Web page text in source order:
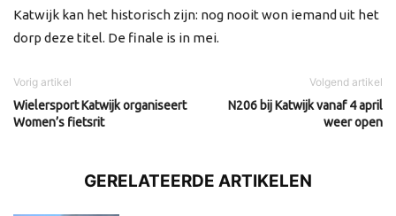
Katwijk kan het historisch zijn: nog nooit won iemand uit het
dorp deze titel. De finale is in mei.
Vorig artikel
Wielersport Katwijk organiseert
Women’s fietsrit
Volgend artikel
N206 bij Katwijk vanaf 4 april
weer open
GERELATEERDE ARTIKELEN